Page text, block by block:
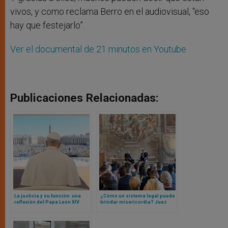
vivos, y como reclama Berro en el audiovisual, “eso
hay que festejarlo”.
Ver el documental de 21 minutos en Youtube
Publicaciones Relacionadas:
La justicia y su función: una
reflexión del Papa León XIV
¿Cómo un sistema legal puede
brindar misericordia? Juez